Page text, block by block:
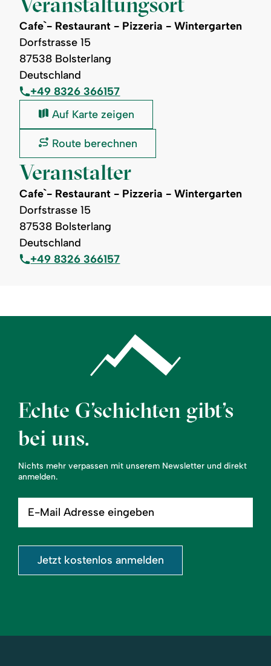
Cafe`- Restaurant - Pizzeria - Wintergarten
Dorfstrasse 15
87538 Bolsterlang
Deutschland
+49 8326 366157
Cafe`-
Pizzeria
-
Wintergarten:
Auf Karte zeigen
Cafe`-
Pizzeria
Wintergarten:
Route berechnen
Veranstalter
Cafe`- Restaurant - Pizzeria - Wintergarten
Dorfstrasse 15
87538 Bolsterlang
Deutschland
+49 8326 366157
Echte G’schichten gibt’s
bei uns.
Nichts mehr verpassen mit unserem Newsletter und direkt
anmelden.
Mail
eingeben
Jetzt kostenlos anmelden